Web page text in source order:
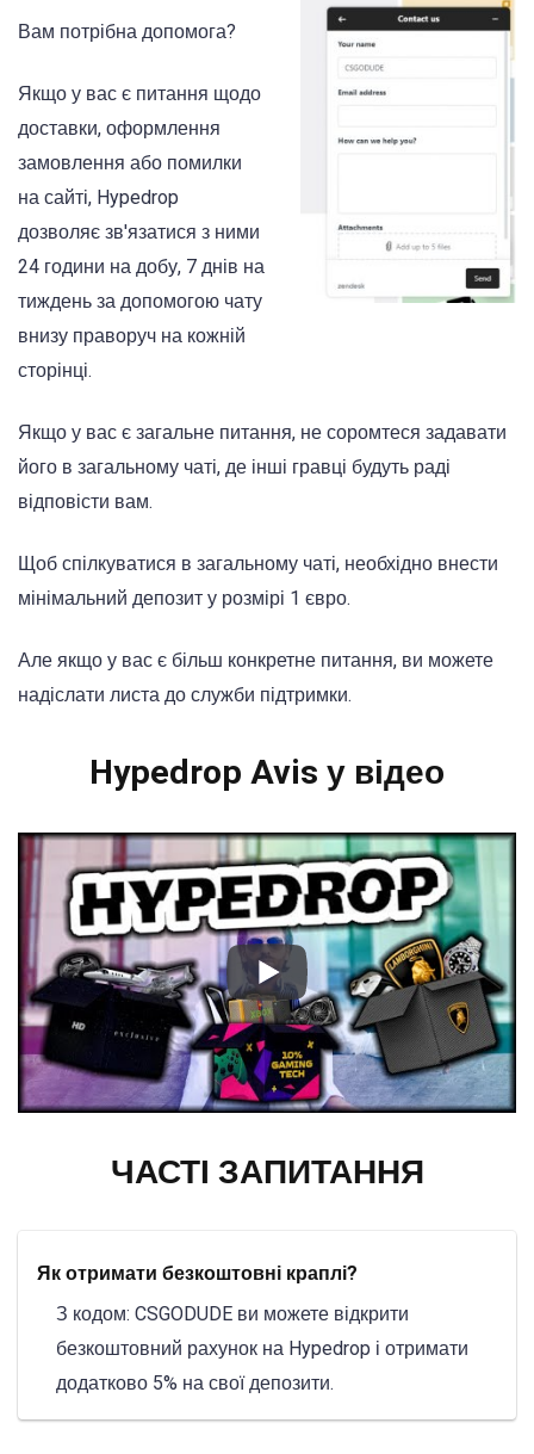
Вам потрібна допомога?
Якщо у вас є питання щодо
доставки, оформлення
замовлення або помилки
на сайті, Hypedrop
дозволяє зв'язатися з ними
24 години на добу, 7 днів на
тиждень за допомогою чату
внизу праворуч на кожній
сторінці.
Якщо у вас є загальне питання, не соромтеся задавати
його в загальному чаті, де інші гравці будуть раді
відповісти вам.
Щоб спілкуватися в загальному чаті, необхідно внести
мінімальний депозит у розмірі 1 євро.
Але якщо у вас є більш конкретне питання, ви можете
надіслати листа до служби підтримки.
Hypedrop Avis у відео
ЧАСТІ ЗАПИТАННЯ
Як отримати безкоштовні краплі?
З кодом: CSGODUDE ви можете відкрити
безкоштовний рахунок на Hypedrop і отримати
додатково 5% на свої депозити.